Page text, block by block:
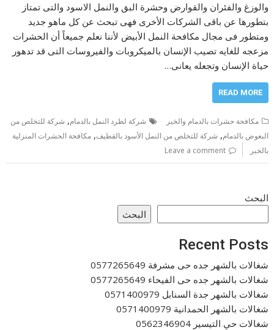
والوزغ والفئران والقوارض وحشرة البق والنمل الاسود والتى تمتاز
بتطورها عن باقى الشركات الأخرى فهى تبحث عن كل ماهو جديد
ومتطور فى مجال مكافحة النمل الأبيض لأننا نعلم جميعاً أن الحشرات
مزعجه للغايه تصيب الإنسان بالميكروبات والفيروسات التى قد تدهور
حياة الإنسان وتجعله يعانى…
READ MORE
مكافحة حشرات بالدمام والخبر شركة لطرد النمل بالدمام, شركة للتخلص من
البعوض بالدمام, شركة للتخلص من النمل الأسود بالقطيف,مكافحة الحشرات المنزلية
بالخبر
Leave a comment
البحث
البحث
Recent Posts
شغالات بالشهر جده حى مشرفة 0577265649
شغالات بالشهر جده حى الفيحاء 0577265649
شغالات بالشهر جدة السنابل 0571400979
شغالات بالشهر الحمدانية 0571400979
شغالات حي التيسير 0562346904